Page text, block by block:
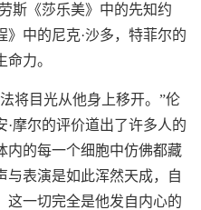
斯《莎乐美》中的先知约
中的尼克·沙多，特菲尔的
力。
将目光从他身上移开。”伦
摩尔的评价道出了许多人的
内的每一个细胞中仿佛都藏
与表演是如此浑然天成，自
这一切完全是他发自内心的